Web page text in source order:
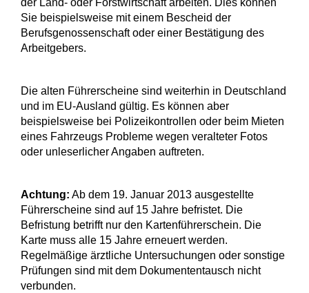
der Land- oder Forstwirtschaft arbeiten. Dies können
Sie beispielsweise mit einem Bescheid der
Berufsgenossenschaft oder einer Bestätigung des
Arbeitgebers.
Die alten Führerscheine sind weiterhin in Deutschland
und im EU-Ausland gültig. Es können aber
beispielsweise bei Polizeikontrollen oder beim Mieten
eines Fahrzeugs Probleme wegen veralteter Fotos
oder unleserlicher Angaben auftreten.
Achtung: Ab dem 19. Januar 2013 ausgestellte
Führerscheine sind auf 15 Jahre befristet. Die
Befristung betrifft nur den Kartenführerschein. Die
Karte muss alle 15 Jahre erneuert werden.
Regelmäßige ärztliche Untersuchungen oder sonstige
Prüfungen sind mit dem Dokumententausch nicht
verbunden.